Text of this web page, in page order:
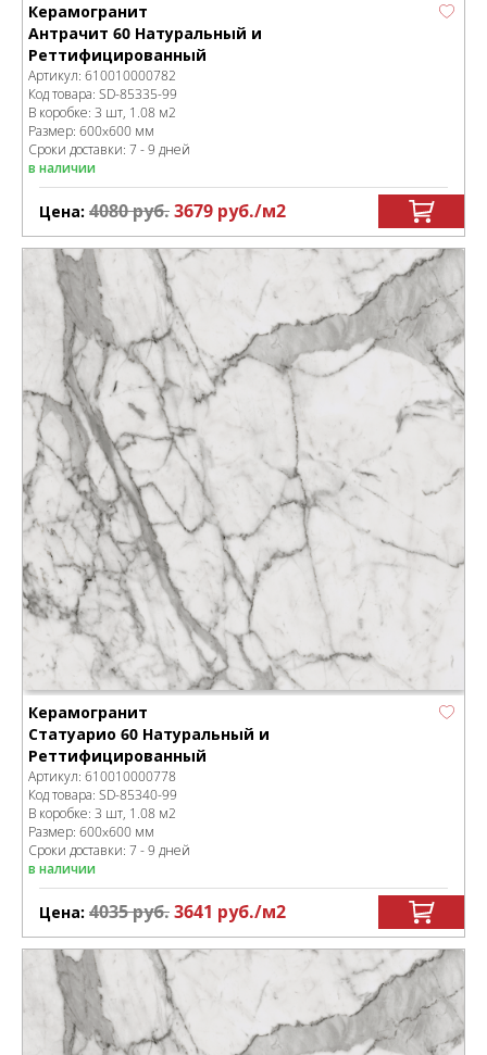
Керамогранит
Антрачит 60 Натуральный и
Реттифицированный
Артикул: 610010000782
Код товара: SD-85335-99
В коробке: 3 шт, 1.08 м2
Размер: 600x600 мм
Сроки доставки: 7 - 9 дней
в наличии
Цена: 4080руб.3679 руб./м2
Керамогранит
Статуарио 60 Натуральный и
Реттифицированный
Артикул: 610010000778
Код товара: SD-85340-99
В коробке: 3 шт, 1.08 м2
Размер: 600x600 мм
Сроки доставки: 7 - 9 дней
в наличии
Цена: 4035руб.3641 руб./м2